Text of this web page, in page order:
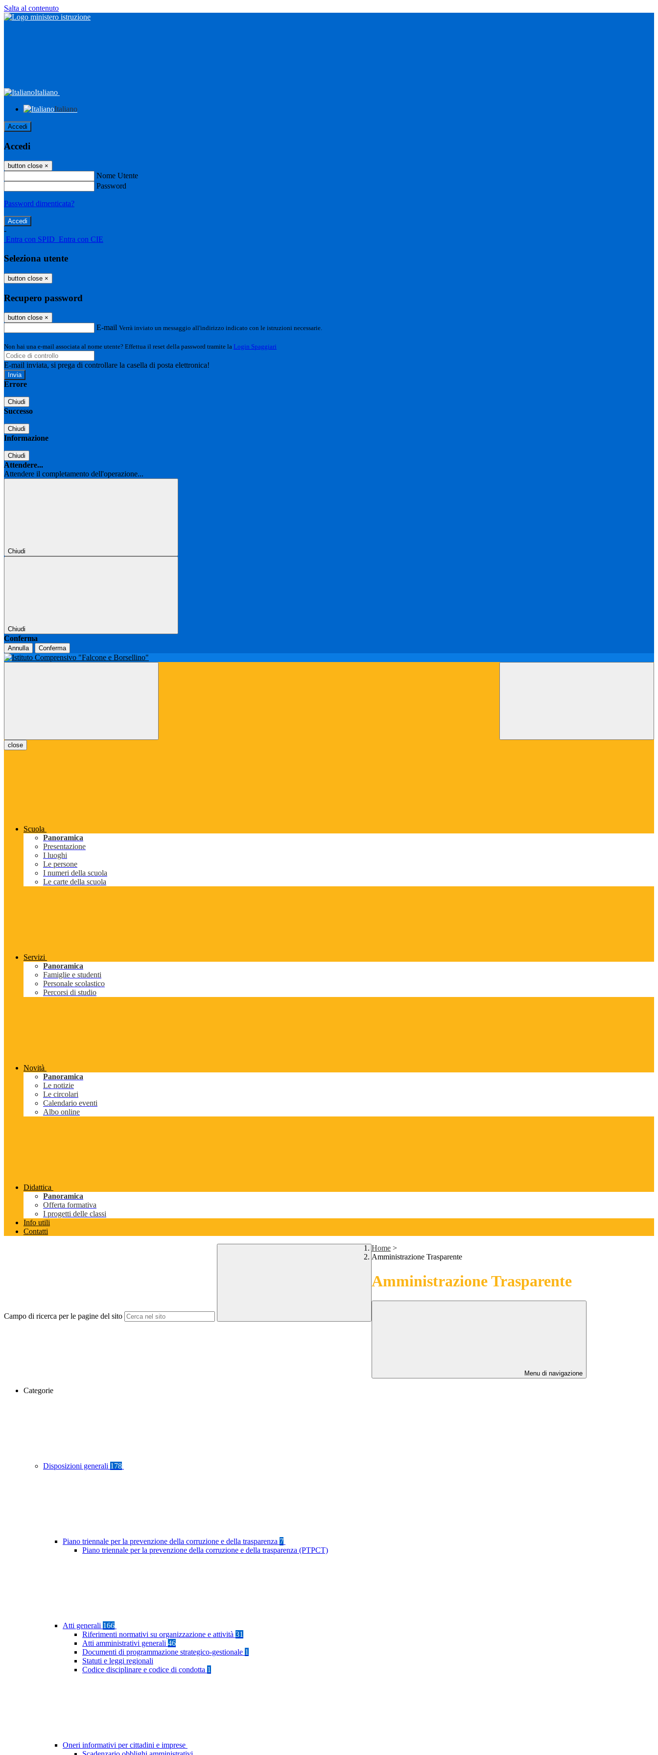
Salta al contenuto
Italiano
Italiano
Accedi
Accedi
button close ×
Nome Utente
Password
Password dimenticata?
-
Entra con SPID Entra con CIE
Seleziona utente
button close ×
Recupero password
button close ×
E-mail Verrà inviato un messaggio all'indirizzo indicato con le istruzioni necessarie.
Non hai una e-mail associata al nome utente? Effettua il reset della password tramite la Login Spaggiari
E-mail inviata, si prega di controllare la casella di posta elettronica!
Errore
Chiudi
Successo
Chiudi
Informazione
Chiudi
Attendere...
Attendere il completamento dell'operazione...
Chiudi
Chiudi
Conferma
Annulla Conferma
close
Scuola
Panoramica
Presentazione
I luoghi
Le persone
I numeri della scuola
Le carte della scuola
Servizi
Panoramica
Famiglie e studenti
Personale scolastico
Percorsi di studio
Novità
Panoramica
Le notizie
Le circolari
Calendario eventi
Albo online
Didattica
Panoramica
Offerta formativa
I progetti delle classi
Info utili
Contatti
Campo di ricerca per le pagine del sito
Home >
Amministrazione Trasparente
Amministrazione Trasparente
Menu di navigazione
Categorie
Disposizioni generali 178
Piano triennale per la prevenzione della corruzione e della trasparenza 7
Piano triennale per la prevenzione della corruzione e della trasparenza (PTPCT)
Atti generali 166
Riferimenti normativi su organizzazione e attività 31
Atti amministrativi generali 46
Documenti di programmazione strategico-gestionale 1
Statuti e leggi regionali
Codice disciplinare e codice di condotta 1
Oneri informativi per cittadini e imprese